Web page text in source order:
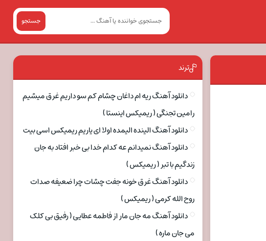
جستجو
ترند
دانلود آهنگ ریه ام داغان چشام کم سو داریم غرق میشیم
رامین تجنگی ( ریمیکس اینستا )
دانلود آهنگ الینده الیمده اولا ای یاریم ریمیکس اسی بیت
دانلود آهنگ نمیدانم عه کدام خدا بی خبر افتاد به جان
زندگیم با تبر ( ریمیکس )
دانلود آهنگ غرق خونه جفت چشات چرا ضعیفه صدات
روح الله کرمی ( ریمیکس )
دانلود آهنگ مه جان مار از فاطمه عطایی ( رفیق بی کلک
می جان ماره )